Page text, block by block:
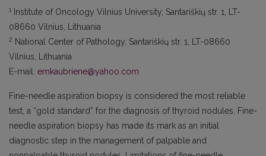
1
Institute of Oncology Vilnius University, Santariškių str. 1, LT-
08660 Vilnius, Lithuania
2 National Center of Pathology, Santariškių str. 1, LT-08660
Vilnius, Lithuania
E-mail: emkaubriene@yahoo.com
Fine-needle aspiration biopsy is considered the most reliable
test, a “gold standard” for the diagnosis of thyroid nodules. Fine-
needle aspiration biopsy has made its mark as an initial
diagnostic step in the management of palpable and